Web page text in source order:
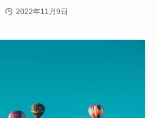
2022年11月9日